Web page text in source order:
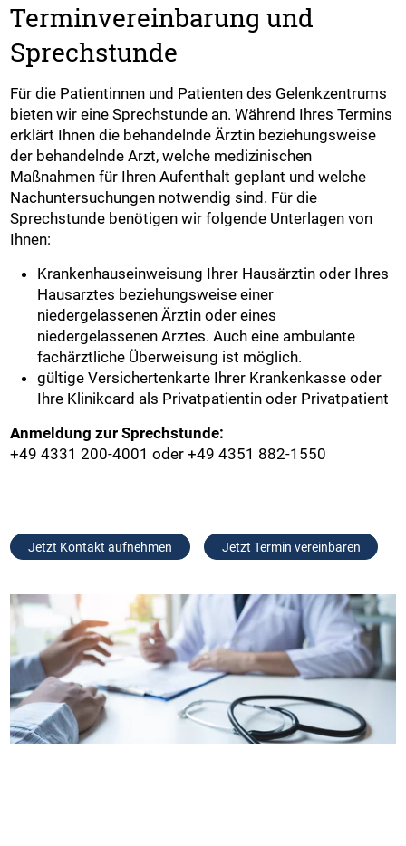
Terminvereinbarung und
Sprechstunde
Für die Patientinnen und Patienten des Gelenkzentrums
bieten wir eine Sprechstunde an. Während Ihres Termins
erklärt Ihnen die behandelnde Ärztin beziehungsweise
der behandelnde Arzt, welche medizinischen
Maßnahmen für Ihren Aufenthalt geplant und welche
Nachuntersuchungen notwendig sind. Für die
Sprechstunde benötigen wir folgende Unterlagen von
Ihnen:
Krankenhauseinweisung Ihrer Hausärztin oder Ihres
Hausarztes beziehungsweise einer
niedergelassenen Ärztin oder eines
niedergelassenen Arztes. Auch eine ambulante
fachärztliche Überweisung ist möglich.
gültige Versichertenkarte Ihrer Krankenkasse oder
Ihre Klinikcard als Privatpatientin oder Privatpatient
Anmeldung zur Sprechstunde:
+49 4331 200-4001 oder +49 4351 882-1550
Jetzt Kontakt aufnehmen Jetzt Termin vereinbaren